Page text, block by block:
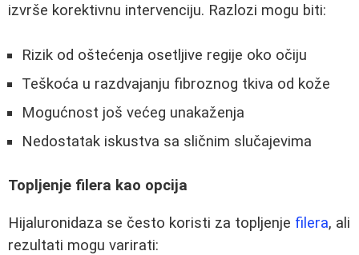
izvrše korektivnu intervenciju. Razlozi mogu biti:
Rizik od oštećenja osetljive regije oko očiju
Teškoća u razdvajanju fibroznog tkiva od kože
Mogućnost još većeg unakaženja
Nedostatak iskustva sa sličnim slučajevima
Topljenje filera kao opcija
Hijaluronidaza se često koristi za topljenje filera, ali
rezultati mogu varirati: